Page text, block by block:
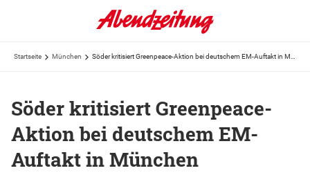
Startseite München
Söder kritisiert Greenpeace-
Aktion bei deutschem EM-
Auftakt in München